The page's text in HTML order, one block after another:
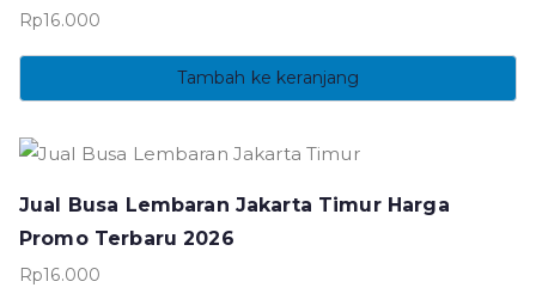
Rp16.000
Tambah ke keranjang
Jual Busa Lembaran Jakarta Timur Harga
Promo Terbaru 2026
Rp16.000